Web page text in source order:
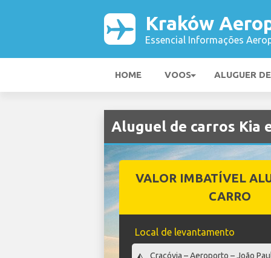
Kraków
Essencial Informações
HOME VOOS ALUGUER
Aluguel de carros Kia
VALOR IMBATÍVEL
CARRO
Local de levantamento